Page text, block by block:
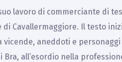
lavoro di commerciante di
di Cavallermaggiore. Il testo
vicende, aneddoti e
Bra, all’esordio nella